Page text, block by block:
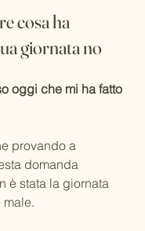
cosa ha
giornata no
oggi che mi ha fatto
provando a
domanda
è stata la giornata
male.